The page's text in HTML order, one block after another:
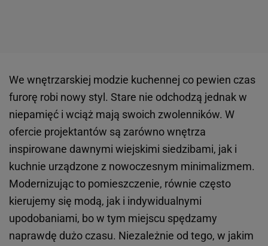
We wnętrzarskiej modzie kuchennej co pewien czas
furorę robi nowy styl. Stare nie odchodzą jednak w
niepamięć i wciąż mają swoich zwolenników. W
ofercie projektantów są zarówno wnętrza
inspirowane dawnymi wiejskimi siedzibami, jak i
kuchnie urządzone z nowoczesnym minimalizmem.
Modernizując to pomieszczenie, równie często
kierujemy się modą, jak i indywidualnymi
upodobaniami, bo w tym miejscu spędzamy
naprawdę dużo czasu. Niezależnie od tego, w jakim